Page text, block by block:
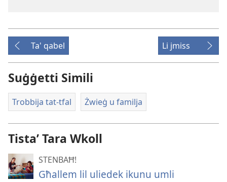
Ta' qabel Li jmiss
Suġġetti Simili
Trobbija tat-tfal Żwieġ u familja
Tistaʼ Tara Wkoll
STENBAĦ!
Għallem lil uliedek ikunu umli